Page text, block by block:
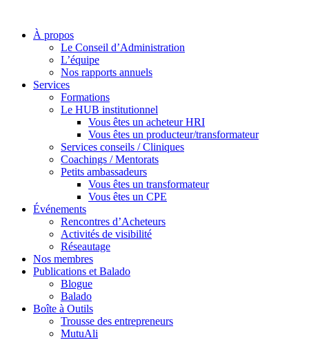
À propos
Le Conseil d’Administration
L’équipe
Nos rapports annuels
Services
Formations
Le HUB institutionnel
Vous êtes un acheteur HRI
Vous êtes un producteur/transformateur
Services conseils / Cliniques
Coachings / Mentorats
Petits ambassadeurs
Vous êtes un transformateur
Vous êtes un CPE
Événements
Rencontres d’Acheteurs
Activités de visibilité
Réseautage
Nos membres
Publications et Balado
Blogue
Balado
Boîte à Outils
Trousse des entrepreneurs
MutuAli